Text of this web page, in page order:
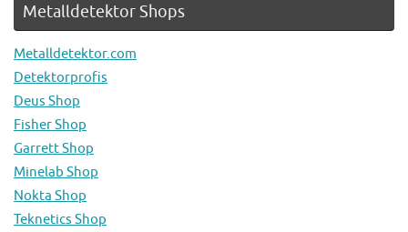
Metalldetektor Shops
Metalldetektor.com
Detektorprofis
Deus Shop
Fisher Shop
Garrett Shop
Minelab Shop
Nokta Shop
Teknetics Shop